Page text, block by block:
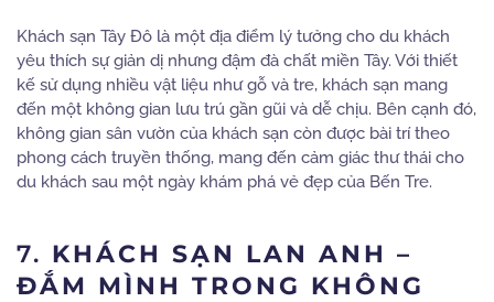
Khách sạn Tây Đô là một địa điểm lý tưởng cho du khách
yêu thích sự giản dị nhưng đậm đà chất miền Tây. Với thiết
kế sử dụng nhiều vật liệu như gỗ và tre, khách sạn mang
đến một không gian lưu trú gần gũi và dễ chịu. Bên cạnh đó,
không gian sân vườn của khách sạn còn được bài trí theo
phong cách truyền thống, mang đến cảm giác thư thái cho
du khách sau một ngày khám phá vẻ đẹp của Bến Tre.
7. KHÁCH SẠN LAN ANH –
ĐẮM MÌNH TRONG KHÔNG